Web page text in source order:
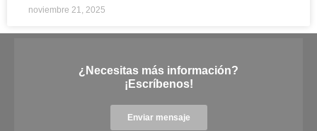
noviembre 21, 2025
¿Necesitas más información?
¡Escríbenos!
Enviar mensaje